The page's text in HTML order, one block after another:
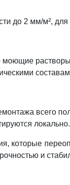
до 2 мм/м²,
моющие
всего
локально.
и